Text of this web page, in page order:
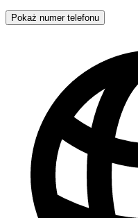
Pokaż numer telefonu